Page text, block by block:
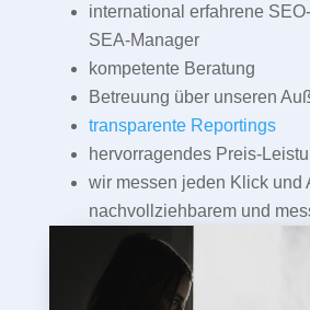
international erfahrene
SEA-Manager
kompetente Beratung
Betreuung über unseren
transparente Reportings
hervorragendes Preis-
wir messen jeden Klick und
nachvollziehbarem und